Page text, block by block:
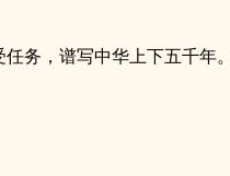
务，谱写中华上下五千年